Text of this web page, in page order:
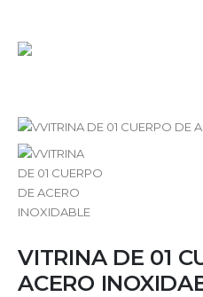
VITRINA DE 01
ACERO